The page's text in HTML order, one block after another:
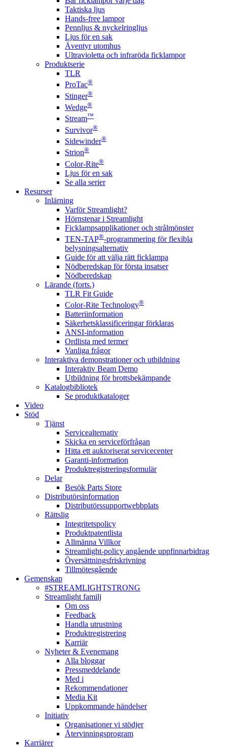
Taktiska ljus
Hands-free lampor
Pennljus & nyckelringljus
Ljus för en sak
Äventyr utomhus
Ultravioletta och infraröda ficklampor
Produktserie
TLR
ProTac®
Stinger®
Wedge®
Stream™
Survivor®
Sidewinder®
Strion®
Color-Rite®
Ljus för en sak
Se alla serier
Resurser
Inlärning
Varför Streamlight?
Hörnstenar i Streamlight
Ficklampsapplikationer och strålmönster
TEN-TAP®-programmering för flexibla
belysningsalternativ
Guide för att välja rätt ficklampa
Nödberedskap för första insatser
Nödberedskap
Lärande (forts.)
TLR Fit Guide
Color-Rite Technology®
Batteriinformation
Säkerhetsklassificeringar förklaras
ANSI-information
Ordlista med termer
Vanliga frågor
Interaktiva demonstrationer och utbildning
Interaktiv Beam Demo
Utbildning för brottsbekämpande
Katalogbibliotek
Se produktkataloger
Video
Stöd
Tjänst
Servicealternativ
Skicka en serviceförfrågan
Hitta ett auktoriserat servicecenter
Garanti-information
Produktregistreringsformulär
Delar
Besök Parts Store
Distributörsinformation
Distributörssupportwebbplats
Rättslig
Integritetspolicy
Produktpatentlista
Allmänna Villkor
Streamlight-policy angående uppfinnarbidrag
Översättningsfriskrivning
Tillmötesgående
Gemenskap
#STREAMLIGHTSTRONG
Streamlight familj
Om oss
Feedback
Handla utrustning
Produktregistrering
Karriär
Nyheter & Evenemang
Alla bloggar
Pressmeddelande
Med i
Rekommendationer
Media Kit
Uppkommande händelser
Initiativ
Organisationer vi stödjer
Återvinningsprogram
Karriärer